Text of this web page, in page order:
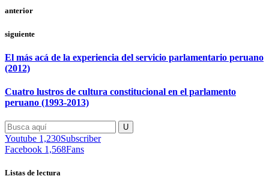
anterior
siguiente
El más acá de la experiencia del servicio parlamentario peruano
(2012)
Cuatro lustros de cultura constitucional en el parlamento
peruano (1993-2013)
Youtube 1,230Subscriber
Facebook 1,568Fans
Listas de lectura